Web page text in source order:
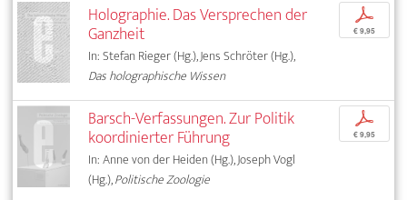
Holographie. Das Versprechen der
Ganzheit
In: Stefan Rieger (Hg.), Jens Schröter (Hg.),
Das holographische Wissen
p
€ 9,95
Barsch-Verfassungen. Zur Politik
koordinierter Führung
In: Anne von der Heiden (Hg.), Joseph Vogl
(Hg.),Politische Zoologie
p
€ 9,95